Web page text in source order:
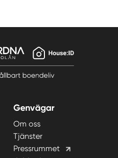
Genvägar
Om oss
Tjänster
Pressrummet